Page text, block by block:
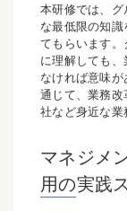
本研修では、
な最低限の知
てもらいます
に理解しても
なければ意味
通じて、業務
社など身近な業
マネジメ
用の実践